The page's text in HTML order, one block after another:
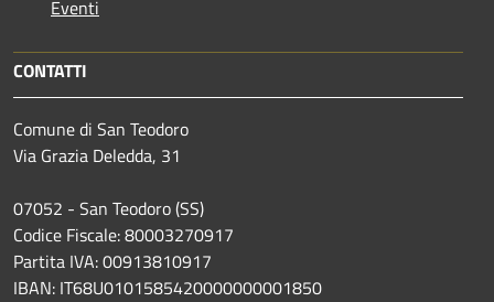
Eventi
CONTATTI
Comune di San Teodoro
Via Grazia Deledda, 31
07052 - San Teodoro (SS)
Codice Fiscale: 80003270917
Partita IVA: 00913810917
IBAN: IT68U0101585420000000001850